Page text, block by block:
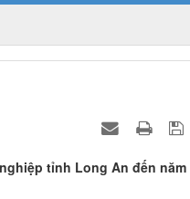
tỉnh Long An đến năm